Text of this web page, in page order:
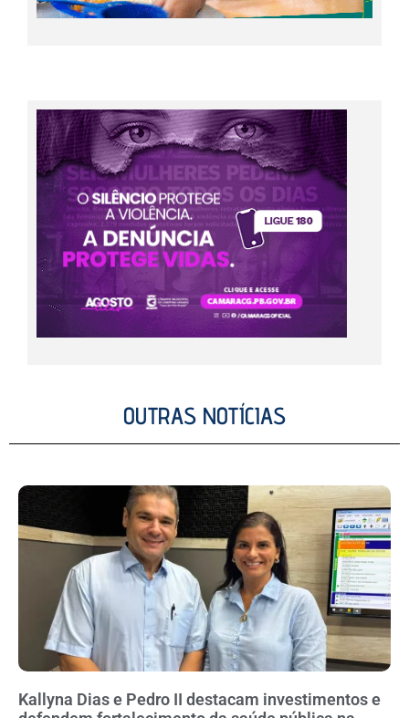
OUTRAS NOTÍCIAS
Kallyna Dias e Pedro II destacam investimentos e